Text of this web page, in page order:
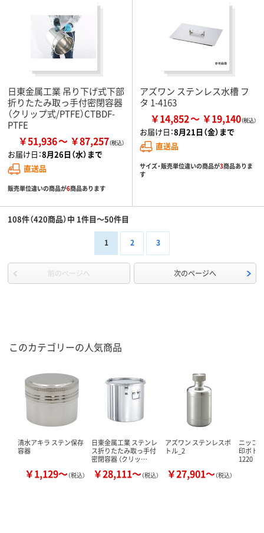
日東金属工業 吊り下げ式下部
折りたたみ取っ手付密閉容器
（クリップ式/PTFE）CTBDF-
PTFE
￥51,936 ￥87,257
お届け日：8月26日（水）まで
直送品
販売単位違いの商品が6商品あります
アズワン ステンレス水槽 フ
タ 1-4163
￥14,852 ￥19,140
お届け日：8月21日（金）まで
直送品
サイズ・販売単位違いの商品が3商品ありま
す
108件（420商品）中 1件目～50件目
1 2 3
前のページへ 次のページへ
このカテゴリーの人気商品
清水アキラ ステン保存
容器
￥1,129～（税込）
日東金属工業 ステンレ
ス折りたたみ取っ手付
密閉容器 （クリッ…
￥28,111～（税込）
アズワン ステンレスボ
トル_2
￥27,901～（税込）
ニッコ
印ボト
1220